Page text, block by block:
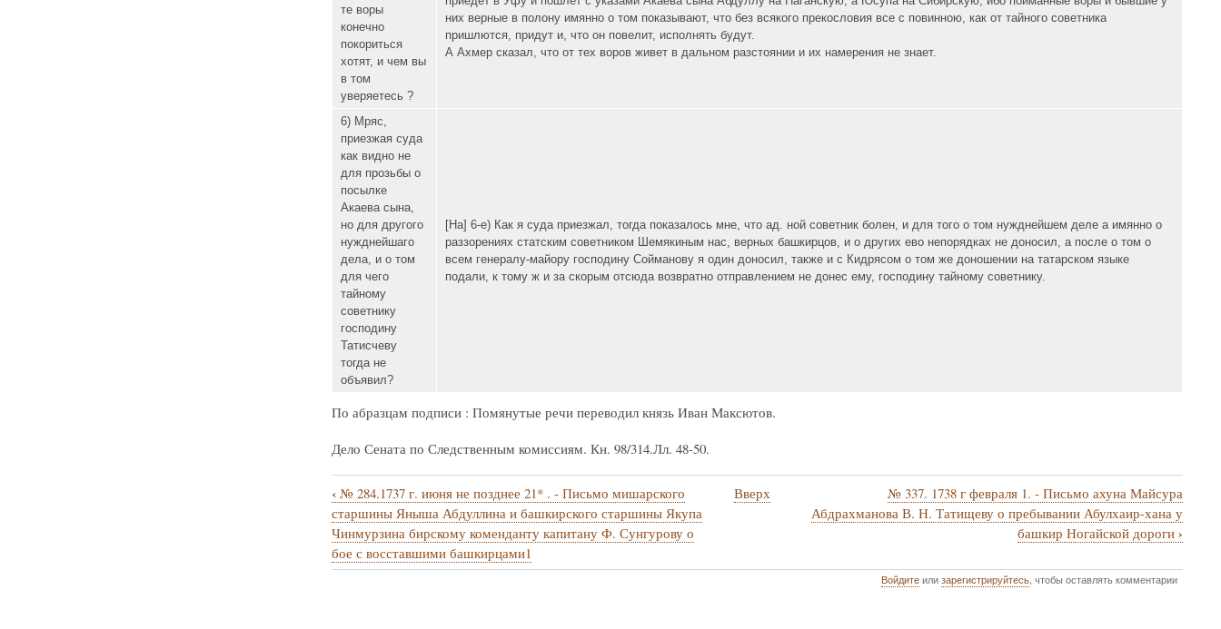
те воры
конечно
покориться
хотят, и чем вы
в том
уверяетесь ?
них верные в полону имянно о том показывают, что без всякого прекословия все с повинною, как от тайного советника
пришлются, придут и, что он повелит, исполнять будут.
А Ахмер сказал, что от тех воров живет в дальном разстоянии и их намерения не знает.
6) Мряс,
приезжая суда
как видно не
для прозьбы о
посылке
Акаева сына,
но для другого
нужднейшаго
дела, и о том
для чего
тайному
советнику
господину
Татисчеву
тогда не
объявил?
[На] 6-е) Как я суда приезжал, тогда показалось мне, что ад. ной советник болен, и для того о том нужднейшем деле а имянно о
раззорениях статским советником Шемякиным нас, верных башкирцов, и о других ево непорядках не доносил, а после о том о
всем генералу-майору господину Сойманову я один доносил, также и с Кидрясом о том же доношении на татарском языке
подали, к тому ж и за скорым отсюда возвратно отправлением не донес ему, господину тайному советнику.
По абразцам подписи : Помянутые речи переводил князь Иван Максютов.
Дело Сената по Следственным комиссиям. Кн. 98/314.Лл. 48-50.
Перекрёстные
ссылки
книги
‹№ 284.1737 г. июня не позднее 21* . - Письмо мишарского
старшины Яныша Абдуллина и башкирского старшины Якупа
Чинмурзина бирскому коменданту капитану Ф. Сунгурову о
бое с восставшими башкирцами1
Вверх
№ 337. 1738 г февраля 1. - Письмо ахуна Майсура
Абдрахманова В. Н. Татищеву о пребывании Абулхаир-хана у
башкир Ногайской дороги ›
Войдитеилизарегистрируйтесь, чтобы оставлять комментарии